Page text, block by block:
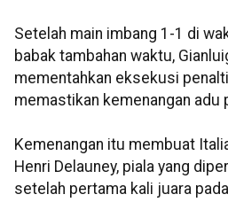
Setelah main imbang 1-1 di
babak tambahan waktu,
mementahkan eksekusi
memastikan kemenangan adu
Kemenangan itu membuat
Henri Delauney, piala yang
setelah pertama kali juara